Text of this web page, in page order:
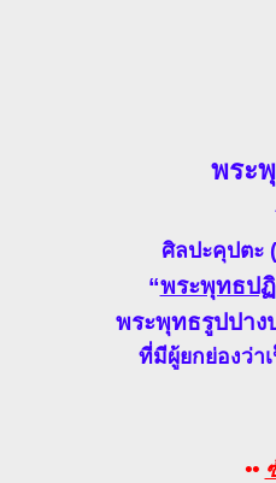
พระ
ศิลปะคุปตะ
“พระพุทธป
พระพุทธรูปปา
ที่มีผู้ยกย่องว่า
••